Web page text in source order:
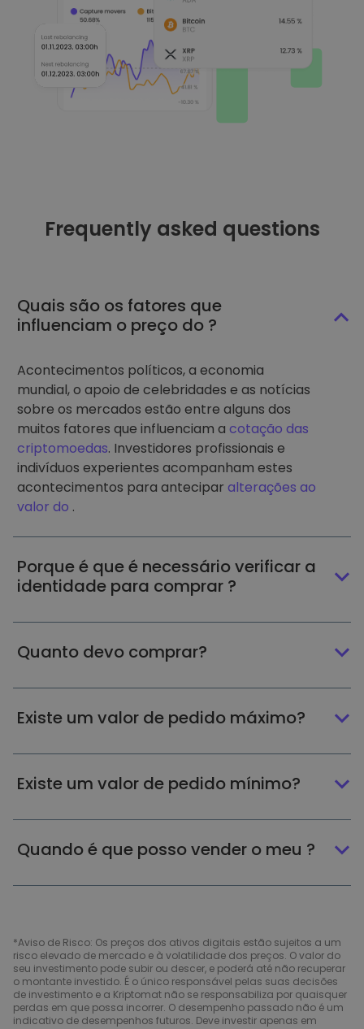
Frequently asked questions
Quais são os fatores que
influenciam o preço do ?
Acontecimentos políticos, a economia
mundial, o apoio de celebridades e as notícias
sobre os mercados estão entre alguns dos
muitos fatores que influenciam a cotação das
criptomoedas. Investidores profissionais e
indivíduos experientes acompanham estes
acontecimentos para antecipar alterações ao
valor do .
Porque é que é necessário verificar a
identidade para comprar ?
Quanto devo comprar?
Existe um valor de pedido máximo?
Existe um valor de pedido mínimo?
Quando é que posso vender o meu ?
*Aviso de Risco: Os preços dos ativos digitais estão sujeitos a um
risco elevado de mercado e à volatilidade dos preços. O valor do
seu investimento pode subir ou descer, e poderá até não recuperar
o montante investido. É o único responsável pelas suas decisões
de investimento e a Kriptomat não se responsabiliza por quaisquer
perdas em que possa incorrer. O desempenho passado não é um
indicativo de desempenhos futuros. Deve investir apenas em